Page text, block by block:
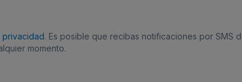
. Es posible que recibas notificaciones por SMS
momento.